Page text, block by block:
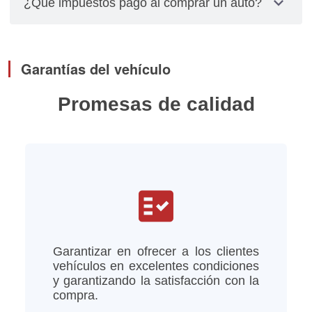
relacionados con placas, cambios de propietarios
¿Qué impuestos pago al comprar un auto?
tomando en cuenta el año del modelo del vehículo
Garantías del vehículo
Promesas de calidad
fact_check
Garantizar en ofrecer a los clientes
vehículos en excelentes condiciones
y garantizando la satisfacción con la
compra.